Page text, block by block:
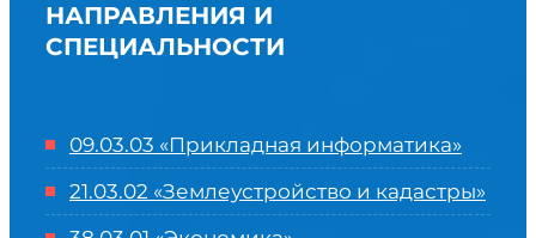
НАПРАВЛЕНИЯ И
СПЕЦИАЛЬНОСТИ
09.03.03 «Прикладная информатика»
21.03.02 «Землеустройство и кадастры»